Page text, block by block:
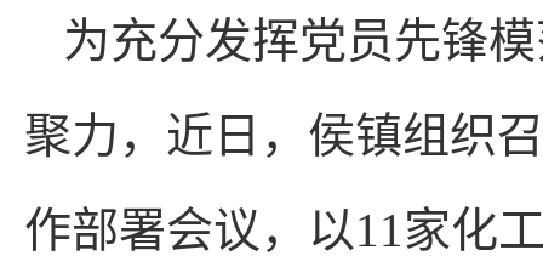
为充分发挥党员先锋
聚力，近日，侯镇组织
作部署会议，以11家化